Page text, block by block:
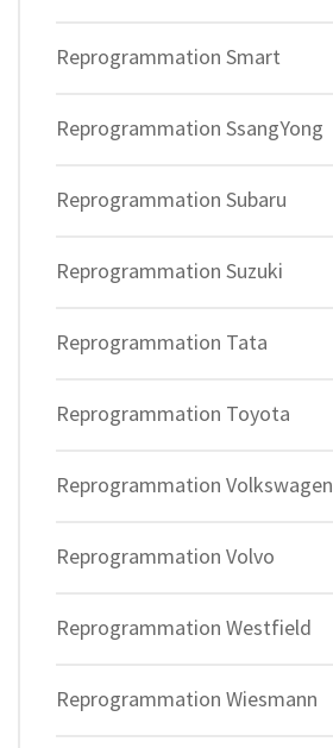
Reprogrammation Smart
Reprogrammation SsangYong
Reprogrammation Subaru
Reprogrammation Suzuki
Reprogrammation Tata
Reprogrammation Toyota
Reprogrammation Volkswagen
Reprogrammation Volvo
Reprogrammation Westfield
Reprogrammation Wiesmann